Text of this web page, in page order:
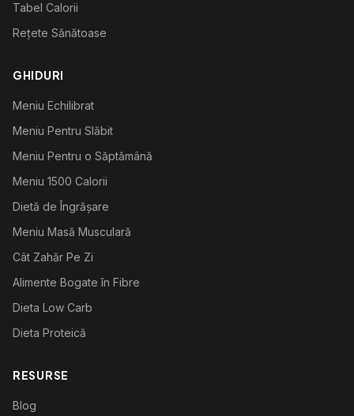
Tabel Calorii
Rețete Sănătoase
GHIDURI
Meniu Echilibrat
Meniu Pentru Slăbit
Meniu Pentru o Săptămână
Meniu 1500 Calorii
Dietă de Îngrășare
Meniu Masă Musculară
Cât Zahăr Pe Zi
Alimente Bogate în Fibre
Dieta Low Carb
Dieta Proteică
RESURSE
Blog